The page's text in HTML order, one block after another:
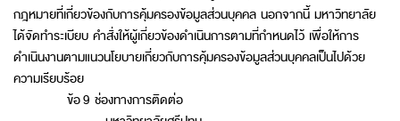
กฎหมายที่เกี่ยวข้องกับการคุ้มครองข้อมูลส่วนบุคคล นอกจากนี้ มหาวิทยาลัย
ได้จัดทำระเบียบ คำสั่งให้ผู้เกี่ยวข้องดำเนินการตามที่กำหนดไว้ เพื่อให้การ
ดำเนินงานตามแนวนโยบายเกี่ยวกับการคุ้มครองข้อมูลส่วนบุคคลเป็นไปด้วย
ความเรียบร้อย
ข้อ 9 ช่องทางการติดต่อ